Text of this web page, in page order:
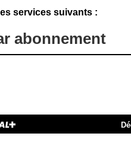
services suivants :
abonnement